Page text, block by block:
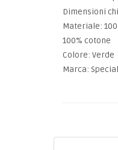
Dimensioni
Materiale:
100% cotone
Colore: Verde
Marca: